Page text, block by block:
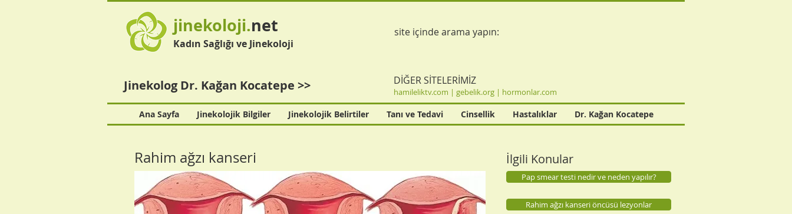
jinekoloji.net
Kadın Sağlığı ve Jinekoloji
site içinde arama yapın:
Jinekolog Dr. Kağan Kocatepe >> DİĞER SİTELERİMİZ
hamileliktv.com | gebelik.org | hormonlar.com
Ana Sayfa Jinekolojik Bilgiler Jinekolojik Belirtiler Tanı ve Tedavi Cinsellik Hastalıklar Dr. Kağan Kocatepe
Rahim ağzı kanseri İlgili Konular
Pap smear testi nedir ve neden yapılır?
Rahim ağzı kanseri öncüsü lezyonlar